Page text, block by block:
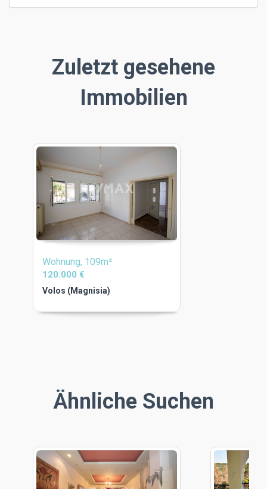
Zuletzt gesehene
Immobilien
Wohnung, 109m²
120.000 €
Volos (Magnisia)
Ähnliche Suchen